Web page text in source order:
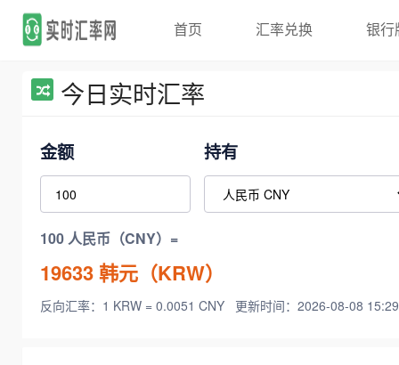
首页 汇率兑换 银行
今日实时汇率
金额 持有
100 人民币（CNY）=
19633韩元（KRW）
反向汇率：1 KRW = 0.0051 CNY 更新时间：2026-08-08